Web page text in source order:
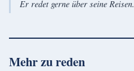
Er redet gerne über seine Reisen.
Mehr zureden